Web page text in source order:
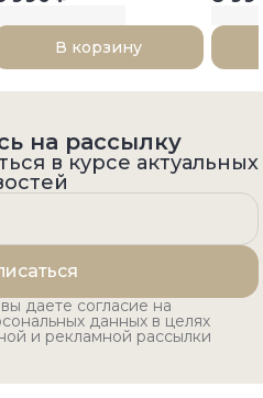
В корзину
на рассылку
в курсе актуальных
даете согласие на
данных в целях
и рекламной рассылки